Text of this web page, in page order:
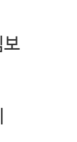
보